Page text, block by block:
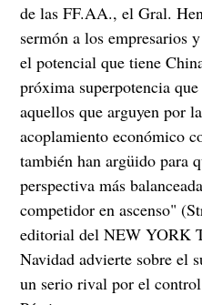
de las FF.AA., el Gral.
sermón a los empresarios
el potencial que tiene
próxima superpotencia
aquellos que arguyen por
acoplamiento económico
también han argüido para
perspectiva más
competidor en ascenso"
editorial del NEW YORK
Navidad advierte sobre el
un serio rival por el